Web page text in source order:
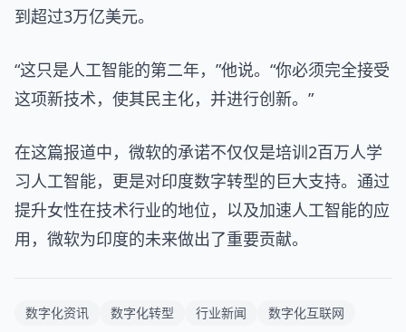
到超过3万亿美元。
“这只是人工智能的第二年，”他说。“你必须完全接受
这项新技术，使其民主化，并进行创新。”
在这篇报道中，微软的承诺不仅仅是培训2百万人学
习人工智能，更是对印度数字转型的巨大支持。通过
提升女性在技术行业的地位，以及加速人工智能的应
用，微软为印度的未来做出了重要贡献。
数字化资讯 数字化转型 行业新闻 数字化互联网